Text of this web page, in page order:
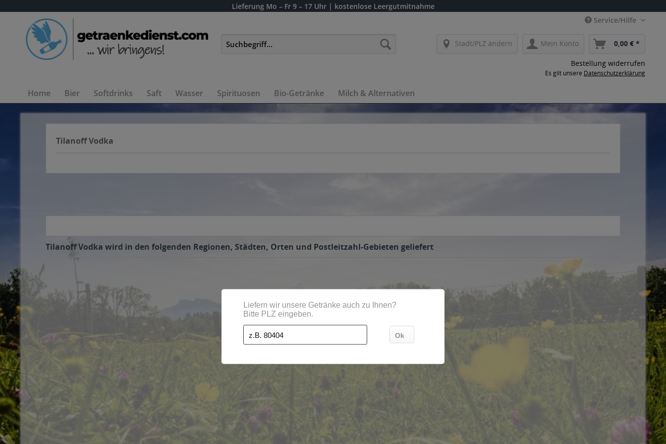
Lieferung Mo – Fr 9 – 17 Uhr | kostenlose Leergutmitnahme
Service/Hilfe
Stadt/PLZ ändern Mein Konto 0,00 € *
Bestellung widerrufen
Es gilt unsere Datenschutzerklärung
Home Bier Softdrinks Saft Wasser Spirituosen Bio-Getränke Milch & Alternativen
Tilanoff Vodka
Tilanoff Vodka wird in den folgenden Regionen, Städten, Orten und Postleitzahl-Gebieten geliefert